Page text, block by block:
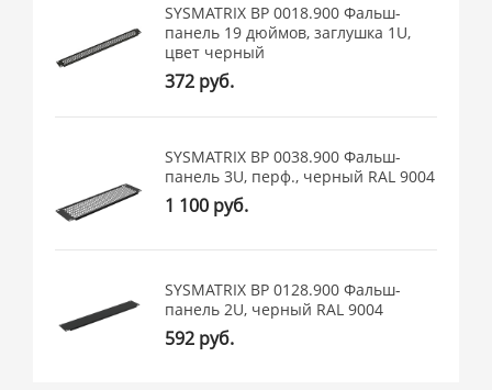
SYSMATRIX BP 0018.900 Фальш-
панель 19 дюймов, заглушка 1U,
цвет черный
372 руб.
SYSMATRIX BP 0038.900 Фальш-
панель 3U, перф., черный RAL 9004
1 100 руб.
SYSMATRIX BP 0128.900 Фальш-
панель 2U, черный RAL 9004
592 руб.